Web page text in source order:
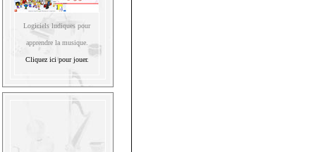
Logiciels ludiques pour
apprendre la musique.
Cliquez ici pour jouer.